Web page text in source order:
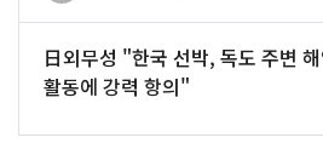
日외무성 "한국 선박, 독도 주변
활동에 강력 항의"